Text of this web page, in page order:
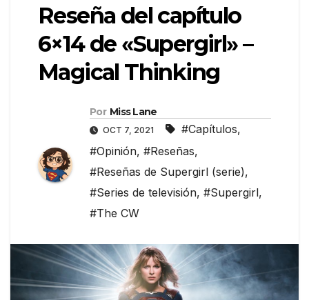
Reseña del capítulo
6×14 de «Supergirl» –
Magical Thinking
Por Miss Lane
OCT 7, 2021 #Capítulos,
#Opinión, #Reseñas,
#Reseñas de Supergirl (serie),
#Series de televisión, #Supergirl,
#The CW